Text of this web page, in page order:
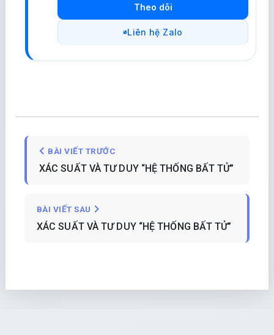
Theo dõi
Liên hệ Zalo
BÀI VIẾT TRƯỚC
XÁC SUẤT VÀ TƯ DUY “HỆ THỐNG BẤT TỬ”
BÀI VIẾT SAU
XÁC SUẤT VÀ TƯ DUY “HỆ THỐNG BẤT TỬ”